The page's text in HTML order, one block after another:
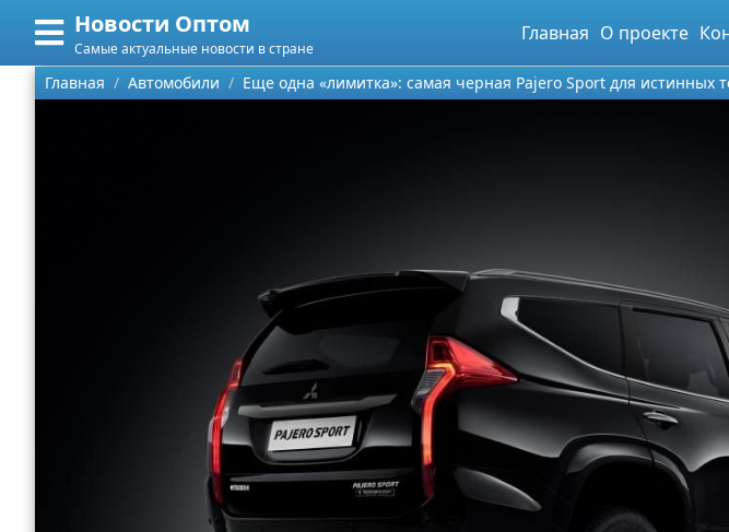
Новости Оптом
Самые актуальные новости в стране
Главная О проекте
Меню
Главная
Для правообладателей
Условия предоставления информации
Отказ от ответственности
Главная Автомобили Еще одна «лимитка»: самая черная Pajero Sport для истинных